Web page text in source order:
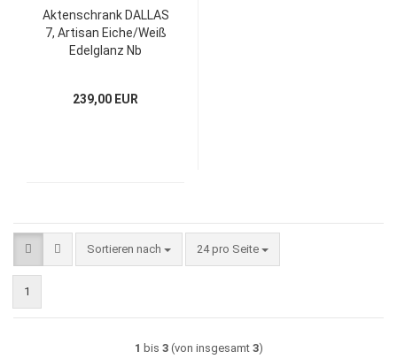
Aktenschrank DALLAS
7, Artisan Eiche/Weiß
Edelglanz Nb
239,00 EUR
Sortieren nach
Sortieren nach 24 pro Seite
pro Seite
1
1 bis 3(von insgesamt 3)